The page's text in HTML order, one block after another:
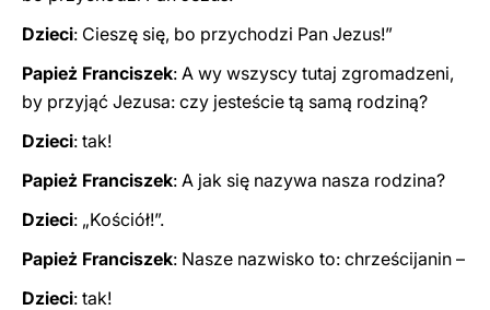
Dzieci: Cieszę się, bo przychodzi Pan Jezus!”
Papież Franciszek: A wy wszyscy tutaj zgromadzeni,
by przyjąć Jezusa: czy jesteście tą samą rodziną?
Dzieci: tak!
Papież Franciszek: A jak się nazywa nasza rodzina?
Dzieci: „Kościół!”.
Papież Franciszek: Nasze nazwisko to: chrześcijanin –
Dzieci: tak!